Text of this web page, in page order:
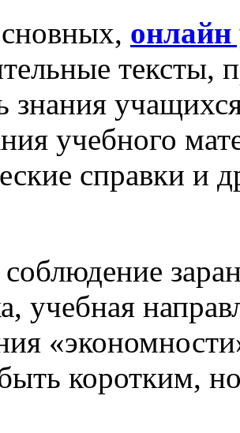
онлайн
тексты,
знания
учебного
справки и
учебная
коротким,